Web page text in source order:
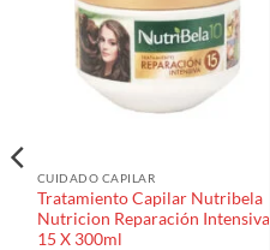
CUIDADO CAPILAR
Tratamiento Capilar Nutribela
Nutricion Reparación Intensiva
15 X 300ml